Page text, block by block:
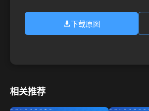
下载原图
相关推荐